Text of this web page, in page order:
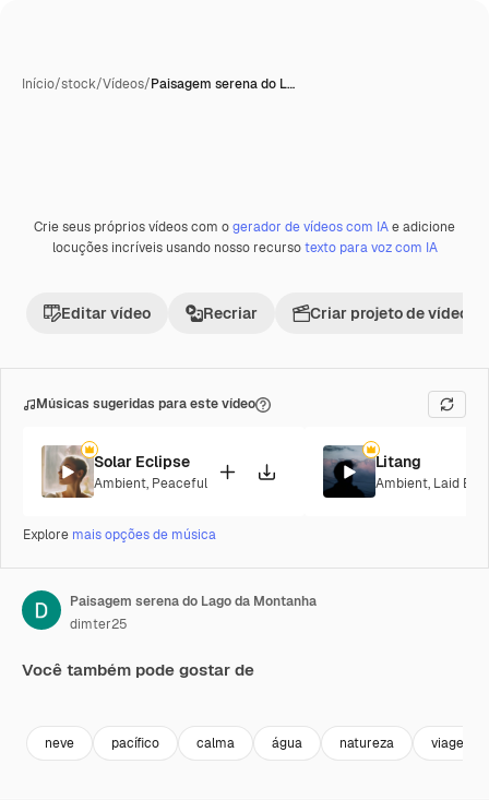
Início/stock/Vídeos/Paisagem serena do L…
Premium
Crie seus próprios vídeos com ogerador de vídeos com IAe adicione
locuções incríveis usando nosso recursotexto para voz com IA
Editar vídeo Recriar Criar projeto de vídeo
Músicas sugeridas para este vídeo
Solar Eclipse
Ambient, Peaceful
Litang
Ambient, Laid
Explore mais opções de música
Paisagem serena do Lago da Montanha
dimter25
Você também pode gostar de
neve pacífico calma água natureza viagem